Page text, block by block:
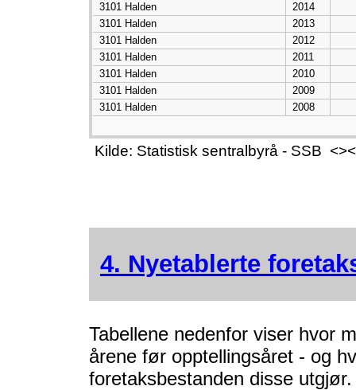
3101 Halden
2014
3101 Halden
2013
3101 Halden
2012
3101 Halden
2011
3101 Halden
2010
3101 Halden
2009
3101 Halden
2008
Kilde: Statistisk sentralbyrå - SSB
4. Nyetablerte
Tabellene nedenfor viser hvor
årene før opptellingsåret - og
foretaksbestanden disse utgjør.